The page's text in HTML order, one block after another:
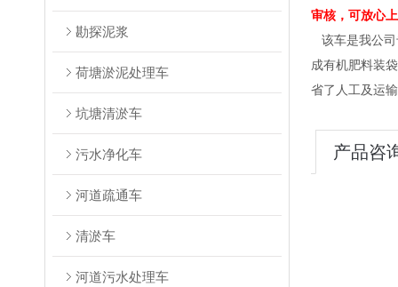
勘探泥浆
荷塘淤泥处理车
坑塘清淤车
污水净化车
河道疏通车
清淤车
河道污水处理车
审核，可放心
该车是我公司
成有机肥料装
省了人工及运
产品咨